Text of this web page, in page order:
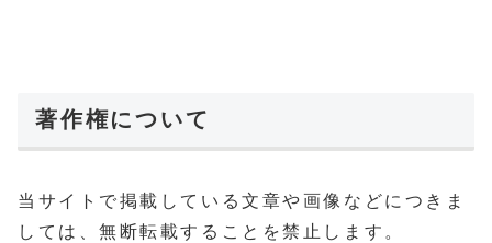
著作権について
当サイトで掲載している文章や画像などにつきま
しては、無断転載することを禁止します。